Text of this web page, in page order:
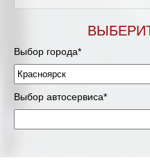
Выбор города*
Выбор автосервиса*